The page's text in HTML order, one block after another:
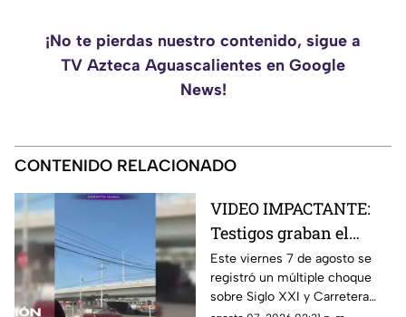
¡No te pierdas nuestro contenido, sigue a
TV Azteca Aguascalientes en Google
News!
CONTENIDO RELACIONADO
VIDEO IMPACTANTE:
Testigos graban el
momento exacto en que
tráiler impacta varios
autos en
Este viernes 7 de agosto se
registró un múltiple choque
sobre Siglo XXI y Carretera